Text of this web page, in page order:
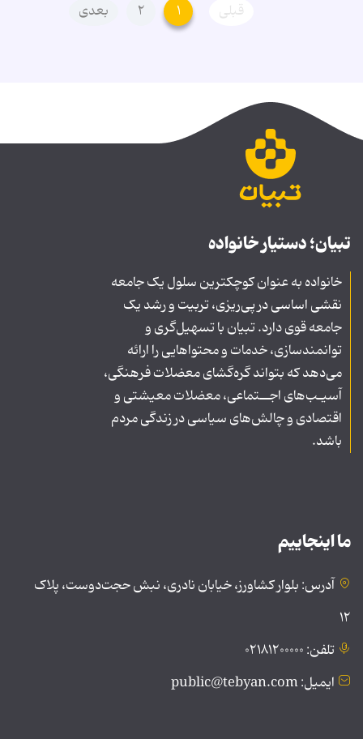
قبلی ۱ ۲ بعدی
تبیان؛ دستیار خانواده
خانواده به عنوان کوچکترین سلول یک جامعه
نقشی اساسی در پی‌ریزی، تربیت و رشد یک
جامعه قوی دارد. تبیان با تسهیل‌گری و
توانمندسازی، خدمات و محتواهایی را ارائه
می‌دهد که بتواند گره‌گشای معضلات فرهنگی،
آسیـب‌های اجــتماعی، معضلات معیشتی و
اقتصادی و چالش‌های سیاسی در زندگی مردم
باشد.
ما اینجاییم
آدرس: بلوار کشاورز، خیابان نادری، نبش حجت‌دوست، پلاک
۱۲
تلفن: ۰۲۱۸۱۲۰۰۰۰۰
ایمیل: public@tebyan.com